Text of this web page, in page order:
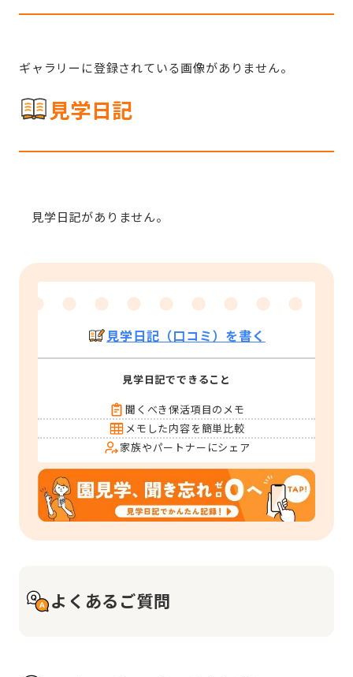
ギャラリーに登録されている画像がありません。
見学日記
見学日記がありません。
見学日記（口コミ）を書く
見学日記でできること
聞くべき保活項目のメモ
メモした内容を簡単比較
家族やパートナーにシェア
よくあるご質問